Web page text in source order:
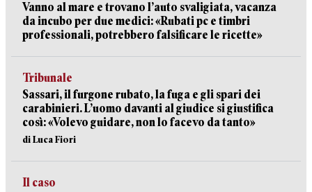
Vanno al mare e trovano l’auto svaligiata, vacanza
da incubo per due medici: «Rubati pc e timbri
professionali, potrebbero falsificare le ricette»
Tribunale
Sassari, il furgone rubato, la fuga e gli spari dei
carabinieri. L’uomo davanti al giudice si giustifica
così: «Volevo guidare, non lo facevo da tanto»
di Luca Fiori
Il caso